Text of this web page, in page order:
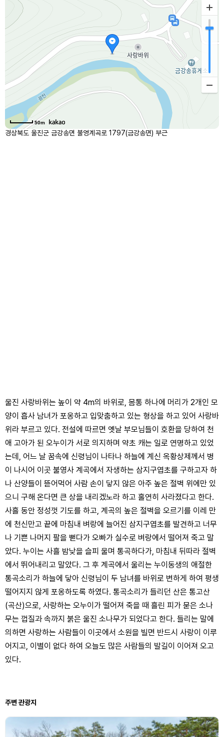
50m
경상북도 울진군 금강송면 불영계곡로 1797(금강송면) 부근
울진 사랑바위는 높이 약 4m의 바위로, 몸통 하나에 머리가 2개인 모
양이 흡사 남녀가 포옹하고 입맞춤하고 있는 형상을 하고 있어 사랑바
위라 부르고 있다. 전설에 따르면 옛날 부모님들이 호환을 당하여 천
애 고아가 된 오누이가 서로 의지하며 약초 캐는 일로 연명하고 있었
는데, 어느 날 꿈속에 신령님이 나타나 하늘에 계신 옥황상제께서 병
이 나시어 이곳 불영사 계곡에서 자생하는 삼지구엽초를 구하고자 하
나 산양들이 뜯어먹어 사람 손이 닿지 않은 아주 높은 절벽 위에만 있
으니 구해 온다면 큰 상을 내리겠노라 하고 홀연히 사라졌다고 한다.
사흘 동안 정성껏 기도를 하고, 계곡의 높은 절벽을 오르기를 이레 만
에 천신만고 끝에 마침내 벼랑에 늘어진 삼지구엽초를 발견하고 너무
나 기쁜 나머지 팔을 뻗다가 오빠가 실수로 벼랑에서 떨어져 죽고 말
았다. 누이는 사흘 밤낮을 슬피 울며 통곡하다가, 마침내 뒤따라 절벽
에서 뛰어내리고 말았다. 그 후 계곡에서 울리는 누이동생의 애절한
통곡소리가 하늘에 닿아 신령님이 두 남녀를 바위로 변하게 하여 평생
떨어지지 않게 포옹하도록 하였다. 통곡소리가 들리던 산은 통고산
(곡산)으로, 사랑하는 오누이가 떨어져 죽을 때 흘린 피가 묻은 소나
무는 껍질과 속까지 붉은 울진 소나무가 되었다고 한다. 들리는 말에
의하면 사랑하는 사람들이 이곳에서 소원을 빌면 반드시 사랑이 이루
어지고, 이별이 없다 하여 오늘도 많은 사람들의 발길이 이어져 오고
있다.
주변 관광지